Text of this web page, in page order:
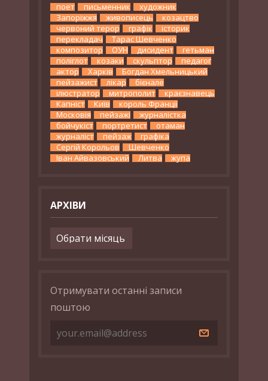
поет письменник
художник
Запоріжжя
живописець
козацтво
червоний терор
графік
історик
перекладач
Тарас Шевченко
композитор
ОУН дисидент
гетьман
поліглот
козаки скульптор
педагог
актор
Харків
Богдан Хмельницький
пейзажист
лікар
бієнале
ілюстратор
митрополит
краєзнавець
Капніст
Київ
король Франції
Московія
пейзажі
журналістка
бойчукіст
портретист
отаман
журналіст
пейзаж
графіка
Сергій Корольов
Шевченко
Іван Айвазовський
Литва жупа
АРХІВИ
Архіви
Отримувати останні записи
поштою